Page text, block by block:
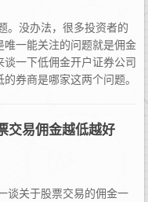
。没办法，很多投资者的
唯一能关注的问题就是佣金
谈一下低佣金开户证券公司
券商是哪家这两个问题。
交易佣金越低越好
谈关于股票交易的佣金一